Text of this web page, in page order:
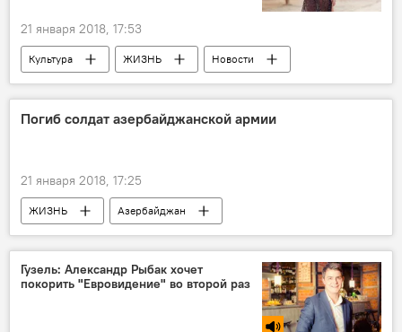
21 января 2018, 17:53
Культура ЖИЗНЬ
Новости
Дубай
Самира Агаева
Азербайджан
Погиб солдат азербайджанской армии
21 января 2018, 17:25
ЖИЗНЬ
Азербайджан
Происшествия
Новости
Минобороны АР
солдат
несчастные случаи
Гузель: Александр Рыбак хочет
покорить "Евровидение" во второй раз